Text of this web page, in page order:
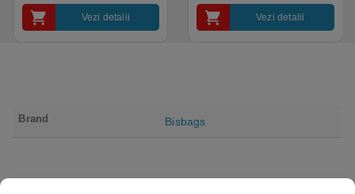
Vezi detalii Vezi detalii
Brand Bisbags